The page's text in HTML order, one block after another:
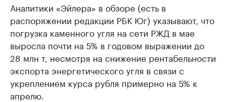
Аналитики «Эйлера» в обзоре (есть в
распоряжении редакции РБК Юг) указывают, что
погрузка каменного угля на сети РЖД в мае
выросла почти на 5% в годовом выражении до
28 млн т, несмотря на снижение рентабельности
экспорта энергетического угля в связи с
укреплением курса рубля примерно на 5% к
апрелю.